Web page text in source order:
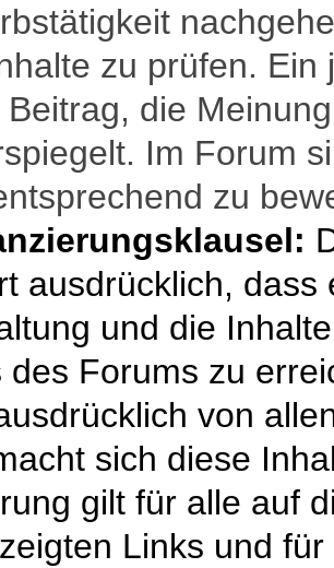
zu prüfen.
Beitrag, die
Im Forum
zu
ausdrücklich,
und die
des Forums zu
von
sich diese
gilt für alle auf
Links und